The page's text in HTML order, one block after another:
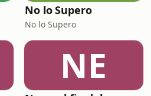
No lo Supero
No lo Supero
NE